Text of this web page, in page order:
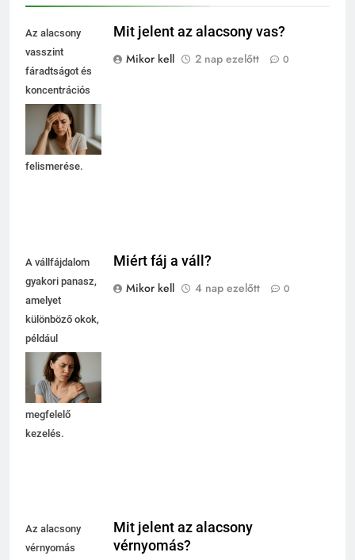
Az alacsony
vasszint
fáradtságot és
koncentrációs
nehézségeket
okozhat, ezért
fontos a tünetek
felismerése.
Mit jelent az alacsony vas?
Mikor kell
2 nap ezelőtt 0
A vállfájdalom
gyakori panasz,
amelyet
különböző okok,
például
túlterhelés vagy
sérülés okozhat.
Fontos a
megfelelő
kezelés.
Miért fáj a váll?
Mikor kell
4 nap ezelőtt 0
Az alacsony
vérnyomás
Mit jelent az alacsony
vérnyomás?